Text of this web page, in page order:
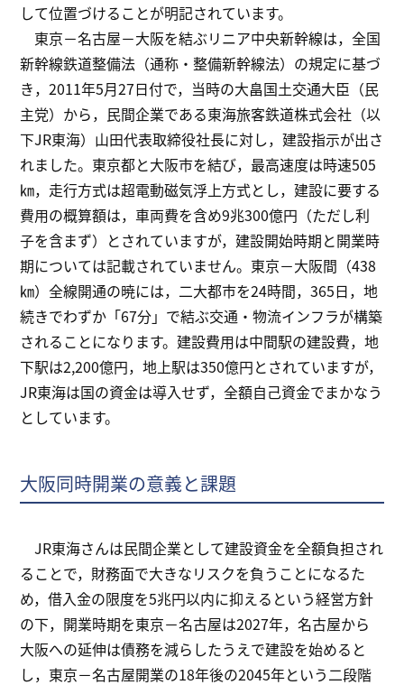
して位置づけることが明記されています。
東京－名古屋－大阪を結ぶリニア中央新幹線は，全国
新幹線鉄道整備法（通称・整備新幹線法）の規定に基づ
き，2011年5月27日付で，当時の大畠国土交通大臣（民
主党）から，民間企業である東海旅客鉄道株式会社（以
下JR東海）山田代表取締役社長に対し，建設指示が出さ
れました。東京都と大阪市を結び，最高速度は時速505
㎞，走行方式は超電動磁気浮上方式とし，建設に要する
費用の概算額は，車両費を含め9兆300億円（ただし利
子を含まず）とされていますが，建設開始時期と開業時
期については記載されていません。東京－大阪間（438
㎞）全線開通の暁には，二大都市を24時間，365日，地
続きでわずか「67分」で結ぶ交通・物流インフラが構築
されることになります。建設費用は中間駅の建設費，地
下駅は2,200億円，地上駅は350億円とされていますが，
JR東海は国の資金は導入せず，全額自己資金でまかなう
としています。
大阪同時開業の意義と課題
JR東海さんは民間企業として建設資金を全額負担され
ることで，財務面で大きなリスクを負うことになるた
め，借入金の限度を5兆円以内に抑えるという経営方針
の下，開業時期を東京－名古屋は2027年，名古屋から
大阪への延伸は債務を減らしたうえで建設を始めると
し，東京－名古屋開業の18年後の2045年という二段階